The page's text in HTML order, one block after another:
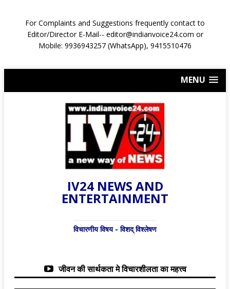
For Complaints and Suggestions frequently contact to
Editor/Director E-Mail-- editor@indianvoice24.com or
Mobile: 9936943257 (WhatsApp), 9415510476
MENU
IV24 NEWS AND
ENTERTAINMENT
विचारणीय विषय - विशद् विश्लेषण
जीवन की सार्थकता मे विचारशीलता का महत्त्व